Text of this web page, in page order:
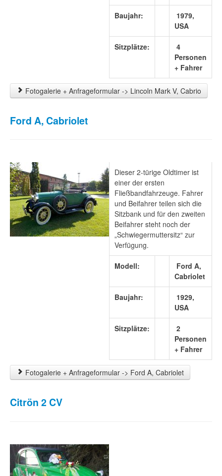
Baujahr:
1979,
USA
Sitzplätze:
4
Personen
+ Fahrer
Fotogalerie + Anfrageformular -> Lincoln Mark V, Cabrio
Ford A, Cabriolet
Dieser 2-türige Oldtimer ist
einer der ersten
Fließbandfahrzeuge. Fahrer
und Beifahrer teilen sich die
Sitzbank und für den zweiten
Beifahrer steht noch der
„Schwiegermuttersitz“ zur
Verfügung.
Modell:
Ford A,
Cabriolet
Baujahr:
1929,
USA
Sitzplätze:
2
Personen
+ Fahrer
Fotogalerie + Anfrageformular -> Ford A, Cabriolet
Citrön 2 CV